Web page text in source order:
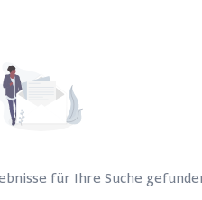
für Ihre Suche